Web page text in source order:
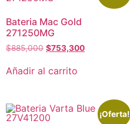
Bateria Mac Gold
271250MG
$885,000 $753,300
Añadir al carrito
¡Oferta!